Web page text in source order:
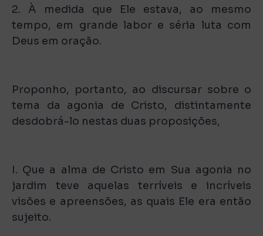
2. À medida que Ele estava, ao mesmo
tempo, em grande labor e séria luta com
Deus em oração.
Proponho, portanto, ao discursar sobre o
tema da agonia de Cristo, distintamente
desdobrá-lo nestas duas proposições,
I. Que a alma de Cristo em Sua agonia no
jardim teve aquelas terríveis e incríveis
visões e apreensões, as quais Ele era então
sujeito.